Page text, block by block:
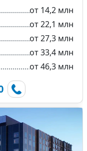
от 14,2 млн
от 22,1 млн
от 27,3 млн
от 33,4 млн
от 46,3 млн